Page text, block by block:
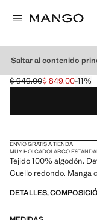
Saltar al contenido
TOP ALGODÓN
Precio inicial tachado [$
$ 949.00
Precio actual [$ 849.00 ]
$ 849.00-11%
Selecciona un color
ENVÍO GRATIS A TIENDA
MUY HOLGADOLARGO
Tejido 100% algodón.
Cuello redondo. Manga
DETALLES,